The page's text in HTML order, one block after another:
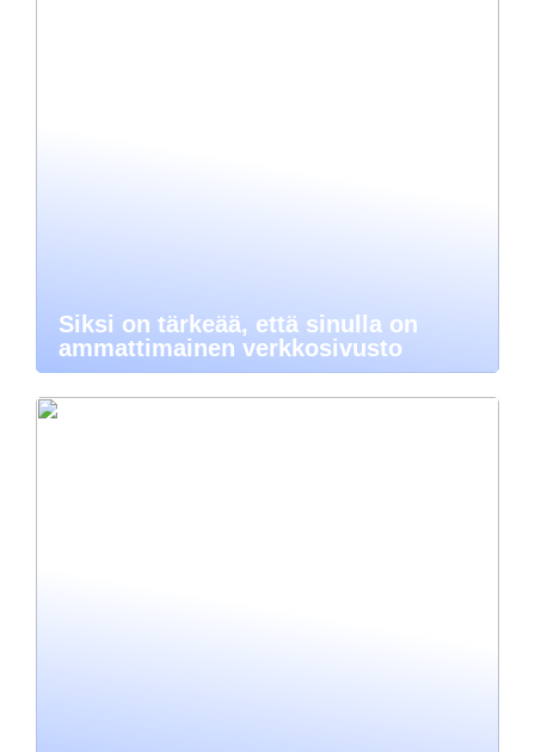
Siksi on tärkeää, että sinulla on
ammattimainen verkkosivusto